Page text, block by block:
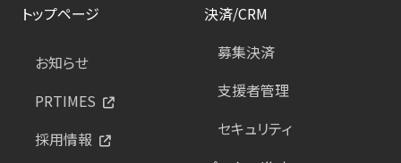
トップページ
お知らせ
PRTIMES
採用情報
決済/CRM
募集決済
支援者管理
セキュリティ